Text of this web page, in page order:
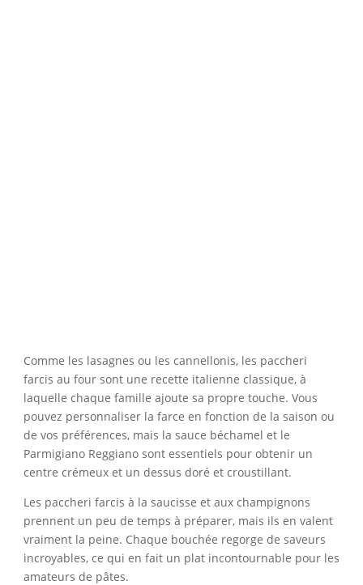
Comme les lasagnes ou les cannellonis, les paccheri
farcis au four sont une recette italienne classique, à
laquelle chaque famille ajoute sa propre touche. Vous
pouvez personnaliser la farce en fonction de la saison ou
de vos préférences, mais la sauce béchamel et le
Parmigiano Reggiano sont essentiels pour obtenir un
centre crémeux et un dessus doré et croustillant.
Les paccheri farcis à la saucisse et aux champignons
prennent un peu de temps à préparer, mais ils en valent
vraiment la peine. Chaque bouchée regorge de saveurs
incroyables, ce qui en fait un plat incontournable pour les
amateurs de pâtes.